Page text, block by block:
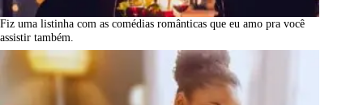
Fiz uma listinha com as comédias românticas que eu amo pra você
assistir também.